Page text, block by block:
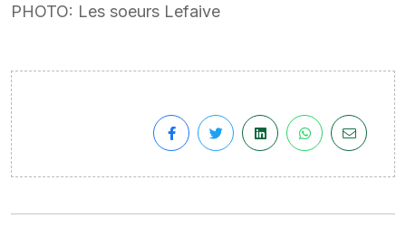
PHOTO: Les soeurs Lefaive